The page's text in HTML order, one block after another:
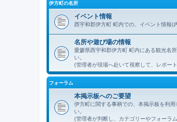
伊方町の名所
イベント情報
西宇和郡伊方町 町内での、イベント情報(
名所や遊び場の情報
愛媛県西宇和郡伊方町 町内にある観光名
い。
(管理者が現場へ赴いて視察して、レポー
フォーラム
本掲示板へのご要望
伊方町に関する事柄での、本掲示板を利
い。
(管理者が判断し、カテゴリーやフォーラ